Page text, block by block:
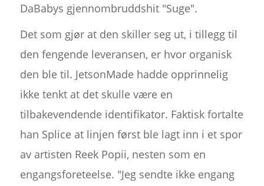
DaBabys gjennombruddshit "Suge".
Det som gjør at den skiller seg ut, i tillegg til
den fengende leveransen, er hvor organisk
den ble til. JetsonMade hadde opprinnelig
ikke tenkt at det skulle være en
tilbakevendende identifikator. Faktisk fortalte
han Splice at linjen først ble lagt inn i et spor
av artisten Reek Popii, nesten som en
engangsforeteelse. "Jeg sendte ikke engang